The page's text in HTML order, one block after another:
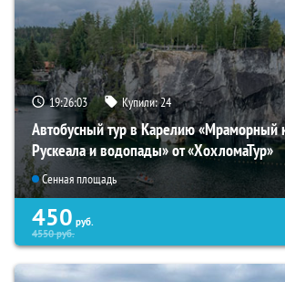
19:26:01 Купили:24
Автобусный тур в Карелию «Мраморный
Рускеала и водопады» от «ХохломаТур»
Сенная площадь
450 руб.
4550руб.